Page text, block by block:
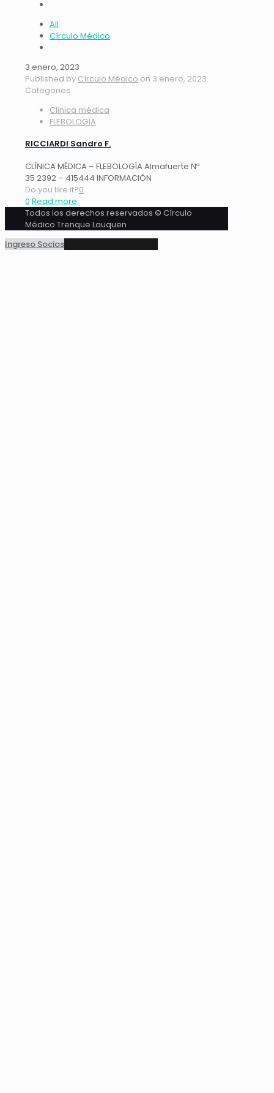
All
Círculo Médico
3 enero, 2023
Published by Círculo Médico on 3 enero, 2023
Categories
Clinica médica
FLEBOLOGÍA
RICCIARDI Sandro F.
CLÍNICA MÉDICA – FLEBOLOGÍA Almafuerte Nº
35 2392 – 415444 INFORMACIÓN
Do you like it?0
0 Read more
Todos los derechos reservados © Círculo
Médico Trenque Lauquen
Ingreso Socios